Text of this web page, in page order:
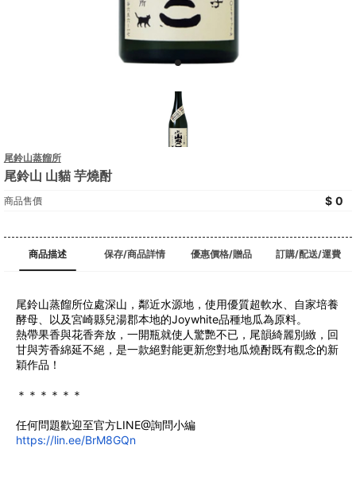
尾鈴山蒸餾所
尾鈴山 山貓 芋燒酎
商品售價 0
商品描述 保存/商品詳情 優惠價格/贈品 訂購/配送/運費
尾鈴山蒸餾所位處深山，鄰近水源地，使用優質超軟水、自家培養
酵母、以及宮崎縣兒湯郡本地的Joywhite品種地瓜為原料。
﻿熱帶果香與花香奔放，一開瓶就使人驚艷不已，尾韻綺麗別緻，回
甘與芳香綿延不絕，是一款絕對能更新您對地瓜燒酎既有觀念的新
穎作品！
＊＊＊＊＊＊
任何問題歡迎至官方LINE@詢問小編
https://lin.ee/BrM8GQn